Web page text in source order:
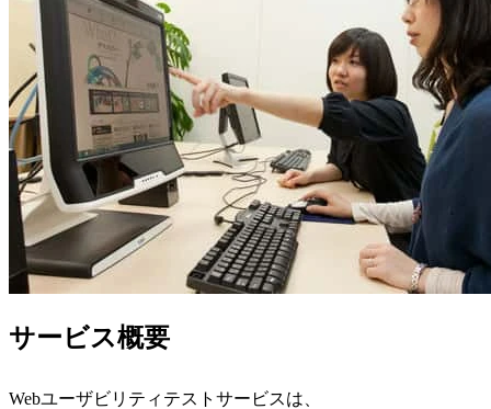
サービス概要
Webユーザビリティテストサービスは、